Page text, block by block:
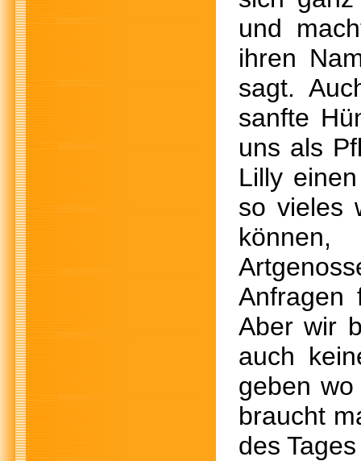
und
ihren
sagt.
sanfte
uns als
Lilly
so vieles
Anfragen
Aber wir
auch
geben
braucht
des